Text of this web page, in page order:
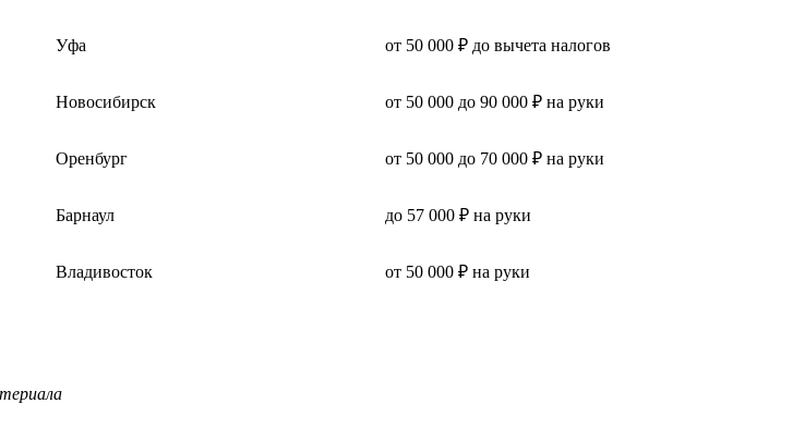
Уфа от 50 000 ₽ до вычета налогов
Новосибирск от 50 000 до 90 000 ₽ на руки
Оренбург от 50 000 до 70 000 ₽ на руки
Барнаул до 57 000 ₽ на руки
Владивосток от 50 000 ₽ на руки